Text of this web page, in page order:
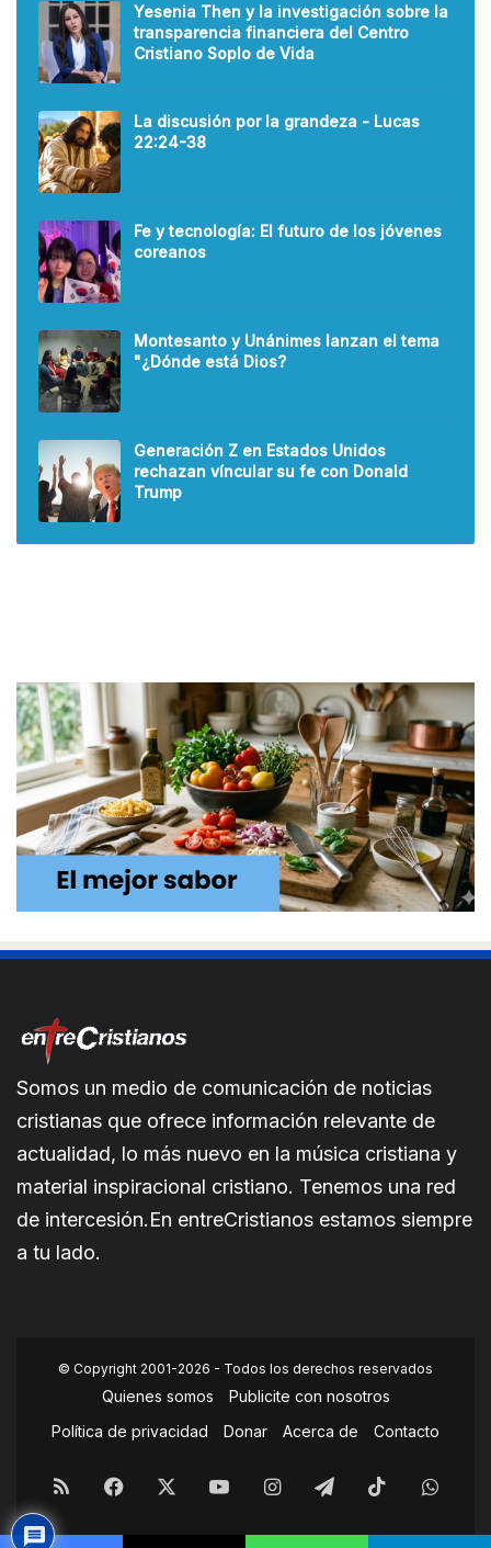
Yesenia Then y la investigación sobre la
transparencia financiera del Centro
Cristiano Soplo de Vida
La discusión por la grandeza - Lucas
22:24-38
Fe y tecnología: El futuro de los jóvenes
coreanos
Montesanto y Unánimes lanzan el tema
"¿Dónde está Dios?
Generación Z en Estados Unidos
rechazan víncular su fe con Donald
Trump
Somos un medio de comunicación de noticias
cristianas que ofrece información relevante de
actualidad, lo más nuevo en la música cristiana y
material inspiracional cristiano. Tenemos una red
de intercesión.En entreCristianos estamos siempre
a tu lado.
© Copyright 2001-2026 - Todos los derechos reservados
Quienes somos
Publicite con nosotros
Política de privacidad
Donar Acerca de Contacto
RSS Facebook YouTubeInstagramTelegramTikTok